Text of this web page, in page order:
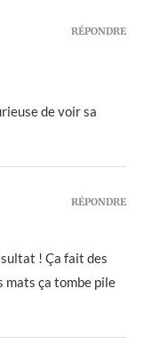
de voir sa
RÉPONDRE
! Ça fait des
mats ça tombe pile
RÉPONDRE